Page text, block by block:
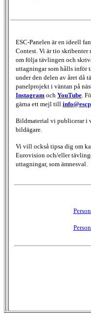
ESC-Panelen är en ideell
Contest. Vi är tio skribenter
om följa tävlingen och
uttagningar som hålls inför
under den delen av året då
panelprojekt i väntan på
Instagram och YouTube .
gärna ett mejl till
Bildmaterial vi publicerar i
bildägare.
Vi vill också tipsa dig om
Eurovision och/eller
uttagningar, som ämnesval.